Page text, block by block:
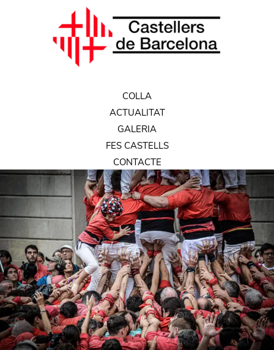
COLLA
ACTUALITAT
GALERIA
FES CASTELLS
CONTACTE